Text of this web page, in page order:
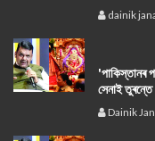
dainik
'পাকিস্তানৰ
সেনাই
Dainik